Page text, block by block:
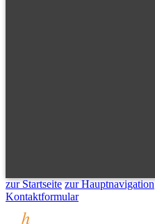
zur Startseite zur Hauptnavigation
Kontaktformular